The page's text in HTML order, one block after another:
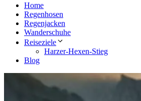
Home
Regenhosen
Regenjacken
Wanderschuhe
Reiseziele
Harzer-Hexen-Stieg
Blog